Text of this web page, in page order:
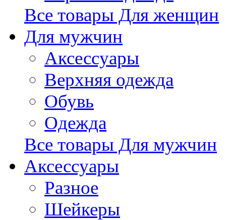
Все товары Для женщин
Для мужчин
Аксессуары
Верхняя одежда
Обувь
Одежда
Все товары Для мужчин
Аксессуары
Разное
Шейкеры